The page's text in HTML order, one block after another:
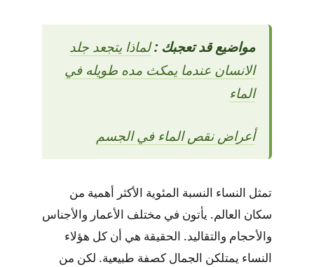
مواضيع قد تعجبك :لماذا يتجعد جلد
الانسان عندما يمكث مده طويله في
الماء
أعراض نقص الماء في الجسم
تمثل النساء النسبة المئوية الأكثر أهمية من
سكان العالم. يأتون في مختلف الأعمار والأجناس
والأحجام والتقاليد. الحقيقة هي أن كل هؤلاء
النساء يمتلكن الجمال كصفة طبيعية. لكن من